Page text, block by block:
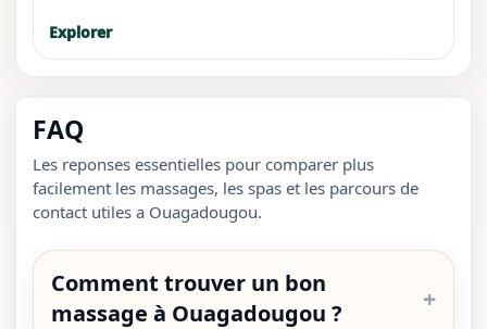
Explorer
FAQ
Les reponses essentielles pour comparer plus
facilement les massages, les spas et les parcours de
contact utiles a Ouagadougou.
Comment trouver un bon
massage à Ouagadougou ?